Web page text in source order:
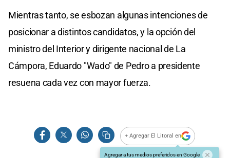
Mientras tanto, se esbozan algunas intenciones de
posicionar a distintos candidatos, y la opción del
ministro del Interior y dirigente nacional de La
Cámpora, Eduardo "Wado" de Pedro a presidente
resuena cada vez con mayor fuerza.
+ Agregar El Litoral en
Agregar a tus medios preferidos en Google